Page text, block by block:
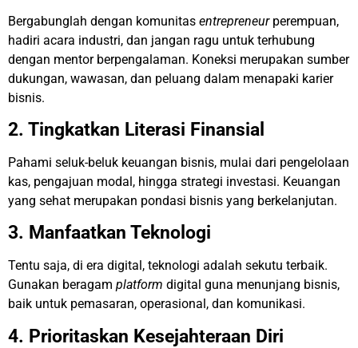
Bergabunglah dengan komunitas entrepreneur perempuan,
hadiri acara industri, dan jangan ragu untuk terhubung
dengan mentor berpengalaman. Koneksi merupakan sumber
dukungan, wawasan, dan peluang dalam menapaki karier
bisnis.
2. Tingkatkan Literasi Finansial
Pahami seluk-beluk keuangan bisnis, mulai dari pengelolaan
kas, pengajuan modal, hingga strategi investasi. Keuangan
yang sehat merupakan pondasi bisnis yang berkelanjutan.
3. Manfaatkan Teknologi
Tentu saja, di era digital, teknologi adalah sekutu terbaik.
Gunakan beragam platform digital guna menunjang bisnis,
baik untuk pemasaran, operasional, dan komunikasi.
4. Prioritaskan Kesejahteraan Diri